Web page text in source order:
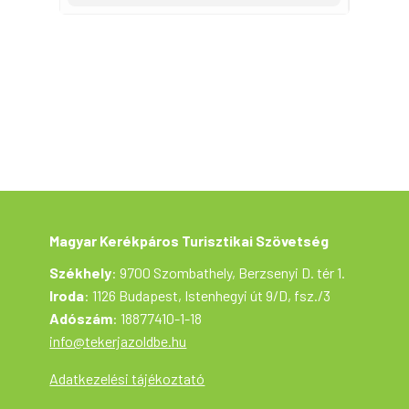
Magyar Kerékpáros Turisztikai Szövetség
Székhely: 9700 Szombathely, Berzsenyi D. tér 1.
Iroda: 1126 Budapest, Istenhegyi út 9/D, fsz./3
Adószám: 18877410-1-18
info@tekerjazoldbe.hu
Adatkezelési tájékoztató